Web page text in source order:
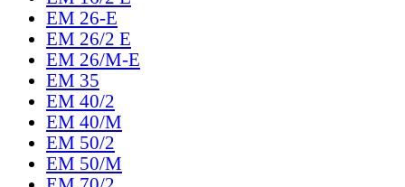
EM 26-E
EM 26/2 E
EM 26/M-E
EM 35
EM 40/2
EM 40/M
EM 50/2
EM 50/M